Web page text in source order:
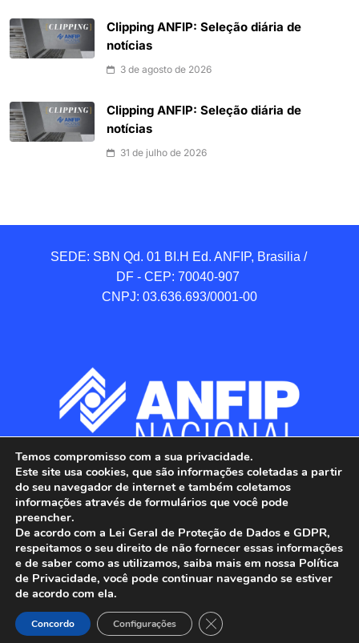
Clipping ANFIP: Seleção diária de
notícias
3 de agosto de 2026
Clipping ANFIP: Seleção diária de
notícias
31 de julho de 2026
SEDE: SBN Qd. 01 BI.H Ed. ANFIP, Brasilia /
DF - CEP: 70040-907
CNPJ: 03.636.693/0001-00
ANFIP - Associação Nacional dos Auditores
Fiscais da Receita Federal do Brasil.
Todos os Direitos Reservados.
Temos compromisso com a sua privacidade.
Este site usa cookies, que são informações coletadas a partir
do seu navegador de internet e também coletamos
informações através de formulários que você pode
preencher.
De acordo com a Lei Geral de Proteção de Dados e GDPR,
respeitamos o seu direito de não fornecer essas informações
e de saber como as utilizamos, saiba mais em nossa Política
de Privacidade, você pode continuar navegando se estiver
de acordo com ela.
Concordo Configurações Close GDPR Cookie Banner